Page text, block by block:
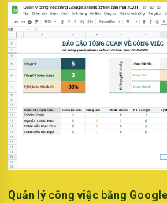
Quản lý công việc bằng